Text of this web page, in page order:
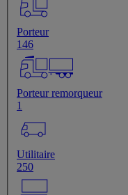
Porteur
146
Porteur remorqueur
1
Utilitaire
250